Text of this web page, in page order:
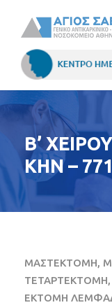
Β’
ΚΗΝ – 771
ΜΑΣΤΕΚΤΟΜΗ,
ΕΚΤΟΜΗ